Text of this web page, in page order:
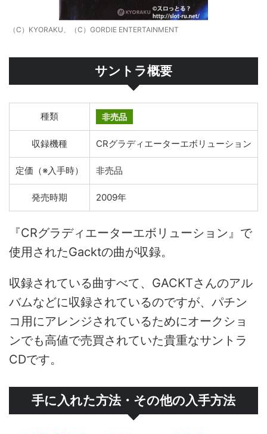
（C）KYORAKU、（C）GORDIE ENTERTAINMENT
サントラ概要
種類 非売品
収録機種 CRグラディエーターエボリューション
定価（※入手時） 非売品
発売時期 2009年
『CRグラディエーターエボリューション』で
使用されたGacktの曲が収録。
収録されている曲すべて、GACKTさんのアル
バムなどに収録されているのですが、パチン
コ用にアレンジされているためにオークショ
ンでも高値で売買されていた貴重なサントラ
CDです。
手に入れた方法・その他の入手方法